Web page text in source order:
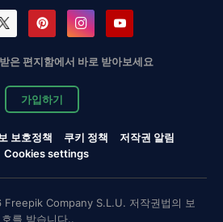
은 편지함에서 바로 받아보세요
가입하기
보호정책 쿠키 정책
저작권 알림
Cookies settings
Company S.L.U. 저작권법의 보
호를 받습니다..